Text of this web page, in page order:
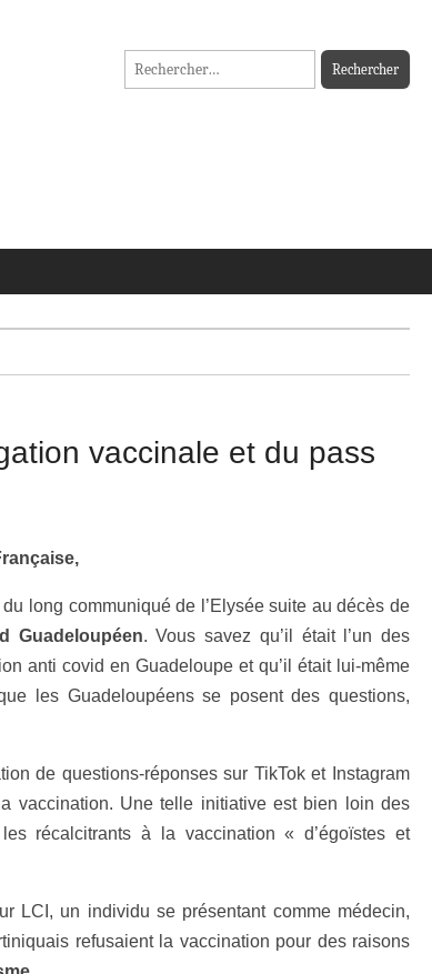
Rechercher :
vaccinale et du pass
long communiqué de l’Elysée suite au décès de
Guadeloupéen. Vous savez qu’il était l’un des
anti covid en Guadeloupe et qu’il était lui-même
les Guadeloupéens se posent des questions,
de questions-réponses sur TikTok et Instagram
vaccination. Une telle initiative est bien loin des
récalcitrants à la vaccination « d’égoïstes et
LCI, un individu se présentant comme médecin,
refusaient la vaccination pour des raisons